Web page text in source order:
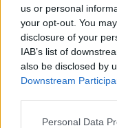
us or personal
your opt-out. You
disclosure of your
IAB’s list of
also be disclosed by
Downstream
Please note that this
Personal Data